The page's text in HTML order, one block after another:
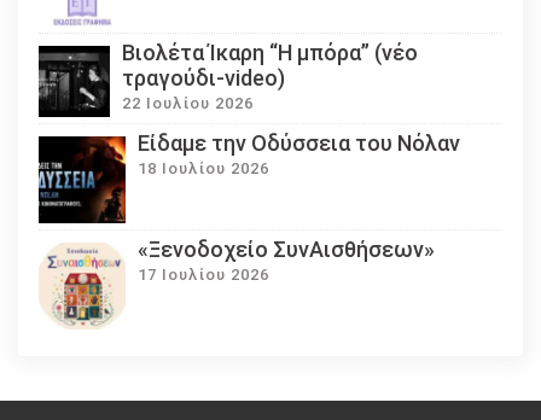
Βιολέτα Ίκαρη “Η μπόρα” (νέο
τραγούδι-video)
22 Ιουλίου 2026
Eίδαμε την Οδύσσεια του Νόλαν
18 Ιουλίου 2026
«Ξενοδοχείο ΣυνΑισθήσεων»
17 Ιουλίου 2026